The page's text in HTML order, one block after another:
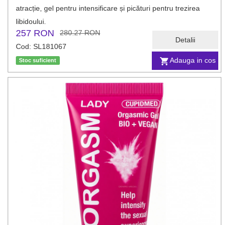
Adauga in cos
Detalii
atracție, gel pentru intensificare și picături pentru trezirea
libidoului.
257 RON
280.27 RON
Cod: SL181067
Stoc suficient